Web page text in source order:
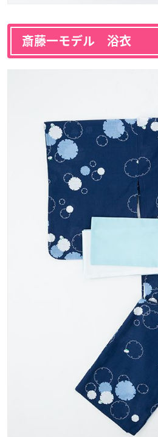
斎藤一モデル 浴衣